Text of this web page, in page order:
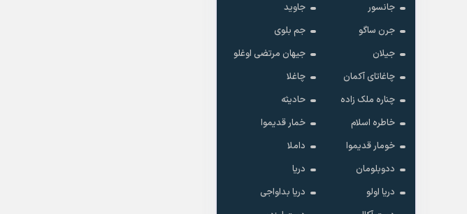
جانسور
جاوید
جرن ساگو
جم بلوی
جیلان
جیهان مرتضی اوغلو
چاغاتای آکمان
چاغلا
چناره ملک زاده
حادیثه
خاطره اسلام
خمار قدیموا
خومار قدیموا
داملا
ددوبلومان
دریا
دریا اولو
دریا بداواجی